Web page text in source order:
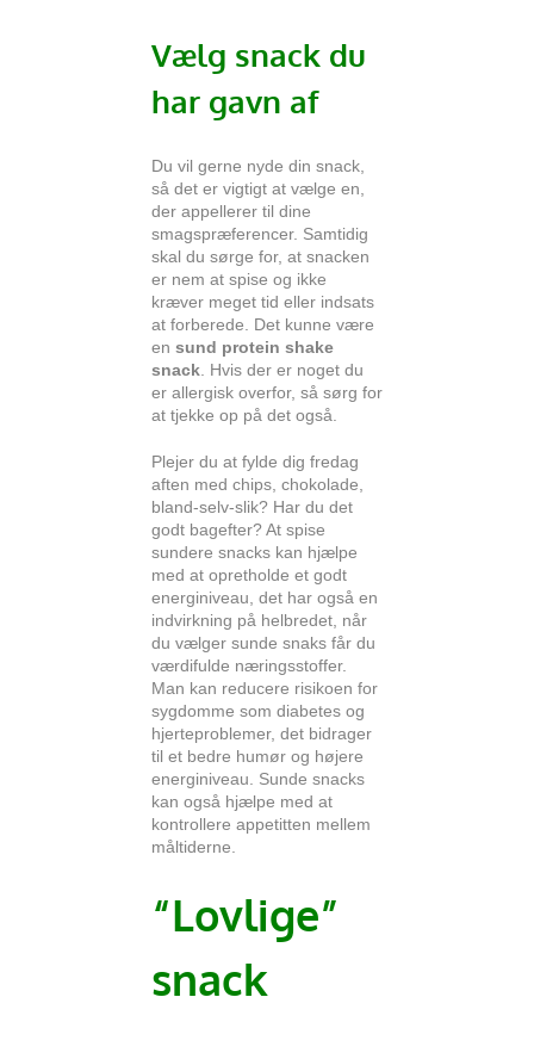
Vælg snack du
har gavn af
Du vil gerne nyde din snack,
så det er vigtigt at vælge en,
der appellerer til dine
smagspræferencer. Samtidig
skal du sørge for, at snacken
er nem at spise og ikke
kræver meget tid eller indsats
at forberede. Det kunne være
en sund protein shake
snack. Hvis der er noget du
er allergisk overfor, så sørg for
at tjekke op på det også.
Plejer du at fylde dig fredag
aften med chips, chokolade,
bland-selv-slik? Har du det
godt bagefter? At spise
sundere snacks kan hjælpe
med at opretholde et godt
energiniveau, det har også en
indvirkning på helbredet, når
du vælger sunde snaks får du
værdifulde næringsstoffer.
Man kan reducere risikoen for
sygdomme som diabetes og
hjerteproblemer, det bidrager
til et bedre humør og højere
energiniveau. Sunde snacks
kan også hjælpe med at
kontrollere appetitten mellem
måltiderne.
“Lovlige”
snack